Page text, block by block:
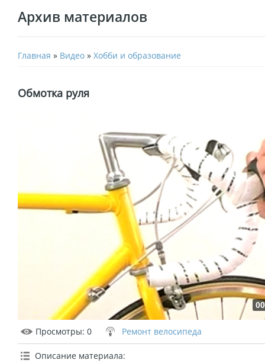
Архив материалов
Главная » Видео » Хобби и образование
Обмотка руля
Просмотры: 0 Ремонт велосипеда
Описание материала: